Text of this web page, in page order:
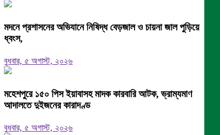
মদনে প্রশাসনের অভিযানে নিষিদ্ধ বেড়জাল ও চায়না জাল পুড়িয়ে
ধ্বংস,
বুধবার, ৫ অগাস্ট, ২০২৬
মহেশপুরে ১৫০ পিস ইয়াবাসহ মাদক কারবারি আটক, ভ্রাম্যমাণ
আদালতে দুইজনের কারাদণ্ড
বুধবার, ৫ অগাস্ট, ২০২৬